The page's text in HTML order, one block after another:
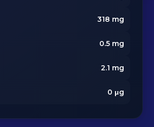
318 mg
0.5mg
2.1 mg
0 μg